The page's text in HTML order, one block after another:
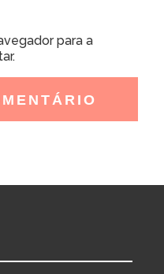
para a